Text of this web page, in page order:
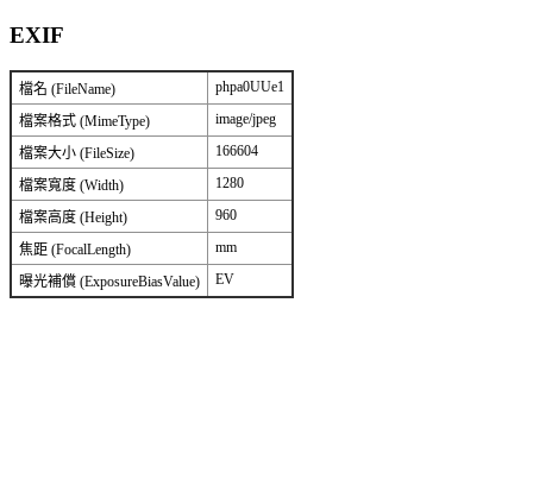
EXIF
檔名 (FileName) phpa0UUe1
檔案格式 (MimeType) image/jpeg
檔案大小 (FileSize) 166604
檔案寬度 (Width) 1280
檔案高度 (Height) 960
焦距 (FocalLength) mm
曝光補償 (ExposureBiasValue) EV